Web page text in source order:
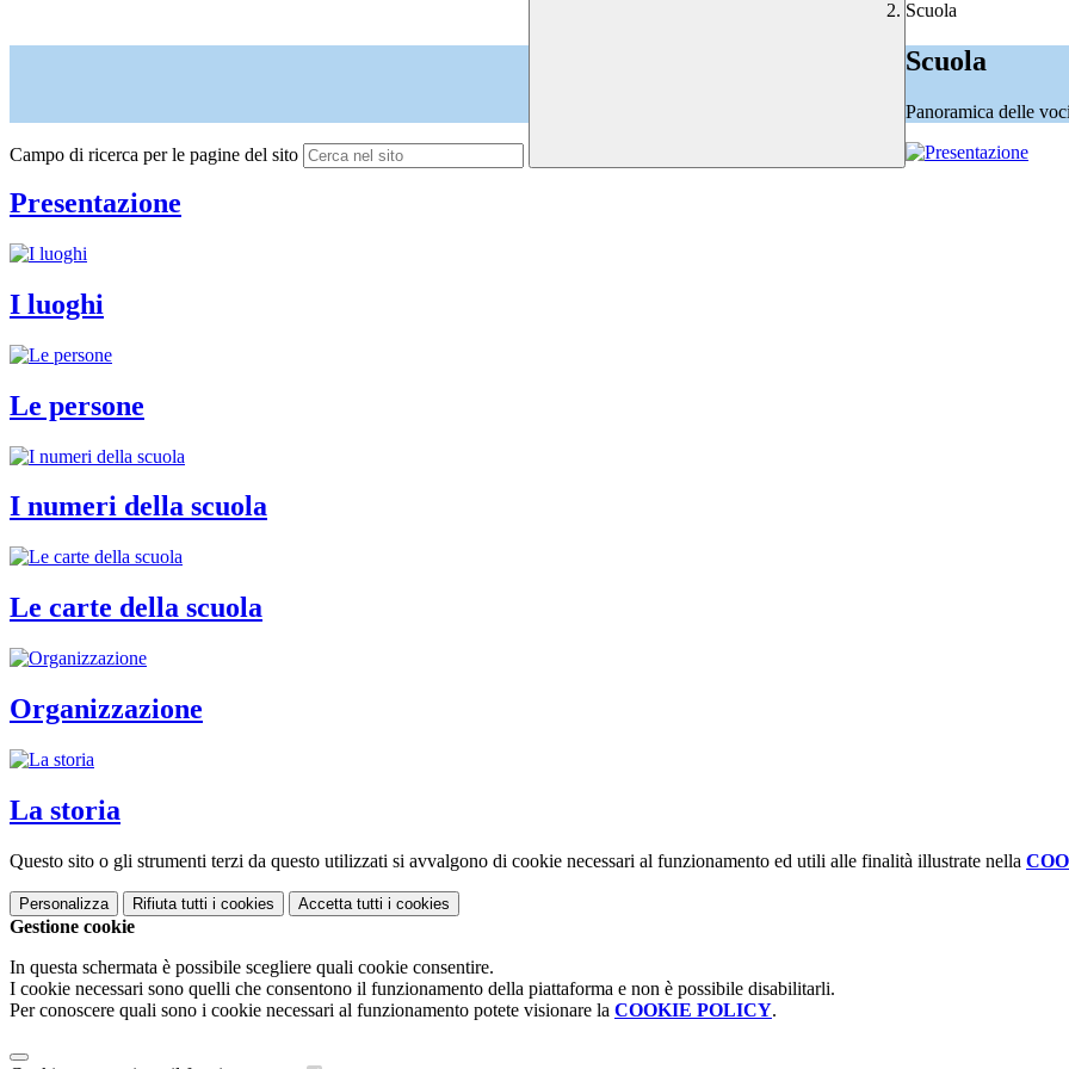
Campo di ricerca per le pagine del sito
Scuola
Scuola
Panoramica delle
Presentazione
I luoghi
Le persone
I numeri della scuola
Le carte della scuola
Organizzazione
La storia
Questo sito o gli strumenti terzi da questo utilizzati si avvalgono di cookie necessari al funzionamento ed utili alle finalità illustrate nella
Personalizza Rifiuta tutti i cookies Accetta tutti i cookies
Gestione cookie
In questa schermata è possibile scegliere quali cookie consentire.
I cookie necessari sono quelli che consentono il funzionamento della piattaforma e non è possibile disabilitarli.
Per conoscere quali sono i cookie necessari al funzionamento potete visionare la COOKIE POLICY.